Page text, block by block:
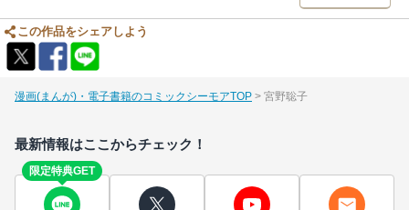
この作品をシェアしよう
漫画(まんが)・電子書籍のコミックシーモアTOP 宮野聡子
最新情報はここからチェック！
限定特典GET